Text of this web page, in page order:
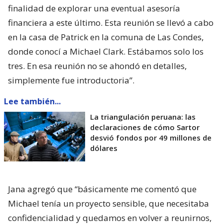
finalidad de explorar una eventual asesoría
financiera a este último. Esta reunión se llevó a cabo
en la casa de Patrick en la comuna de Las Condes,
donde conocí a Michael Clark. Estábamos solo los
tres. En esa reunión no se ahondó en detalles,
simplemente fue introductoria”.
Lee también...
La triangulación peruana: las
declaraciones de cómo Sartor
desvió fondos por 49 millones de
dólares
Jana agregó que “básicamente me comentó que
Michael tenía un proyecto sensible, que necesitaba
confidencialidad y quedamos en volver a reunirnos,